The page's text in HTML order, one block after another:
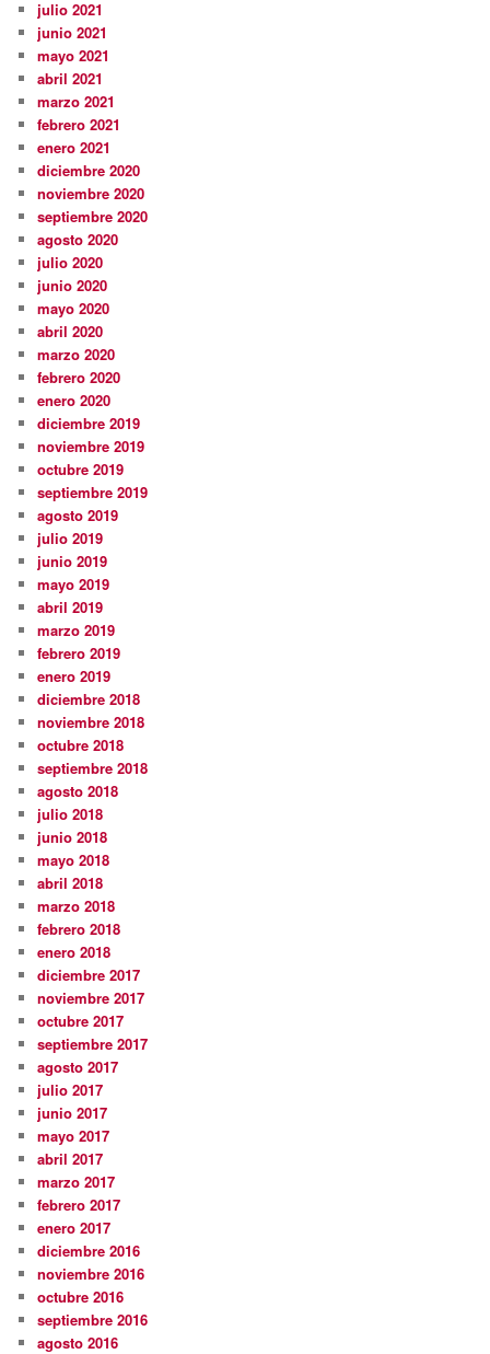
julio 2021
junio 2021
mayo 2021
abril 2021
marzo 2021
febrero 2021
enero 2021
diciembre 2020
noviembre 2020
septiembre 2020
agosto 2020
julio 2020
junio 2020
mayo 2020
abril 2020
marzo 2020
febrero 2020
enero 2020
diciembre 2019
noviembre 2019
octubre 2019
septiembre 2019
agosto 2019
julio 2019
junio 2019
mayo 2019
abril 2019
marzo 2019
febrero 2019
enero 2019
diciembre 2018
noviembre 2018
octubre 2018
septiembre 2018
agosto 2018
julio 2018
junio 2018
mayo 2018
abril 2018
marzo 2018
febrero 2018
enero 2018
diciembre 2017
noviembre 2017
octubre 2017
septiembre 2017
agosto 2017
julio 2017
junio 2017
mayo 2017
abril 2017
marzo 2017
febrero 2017
enero 2017
diciembre 2016
noviembre 2016
octubre 2016
septiembre 2016
agosto 2016